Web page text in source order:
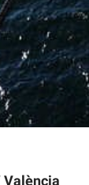
València